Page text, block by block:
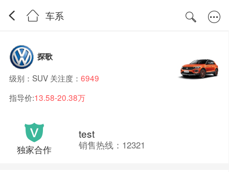
车系
探歌
级别：SUV 关注度： 6949
指导价:13.58-20.38万
独家合作
test
销售热线：12321